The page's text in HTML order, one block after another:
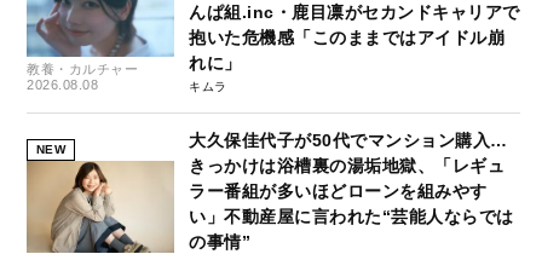
教養・カルチャー
2026.08.08
んぱ組.inc・鹿目凛がセカンドキャリアで
抱いた危機感「このままではアイドル崩
れに」
キムラ
NEW
大久保佳代子が50代でマンション購入…
きっかけは浴槽裏の湯垢地獄、「レギュ
ラー番組が多いほどローンを組みやす
い」不動産屋に言われた“芸能人ならでは
の事情”